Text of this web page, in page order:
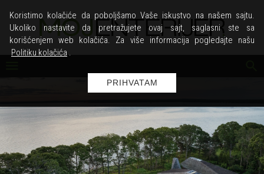
KUĆA KOJA NESTAJE U PRIRODI: OVA VIKENDICA
NA PRIVATNOM OSTRVU IZGLEDA KAO
PRODUŽETAK STENA I ŠUME
Postoje kuće koje impresioniraju luksuzom, a postoje i one
Koristimo kolačiće da poboljšamo Vaše iskustvo na našem sajtu.
Ukoliko nastavite da pretražujete ovaj sajt, saglasni ste sa
korišćenjem web kolačića. Za više informacija pogledajte našu
Politiku kolačića .
PRIHVATAM